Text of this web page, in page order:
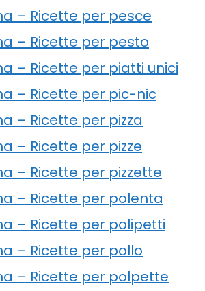
– Ricette per pesce
– Ricette per pesto
– Ricette per piatti unici
– Ricette per pic-nic
– Ricette per pizza
– Ricette per pizze
– Ricette per pizzette
– Ricette per polenta
– Ricette per polipetti
– Ricette per pollo
– Ricette per polpette